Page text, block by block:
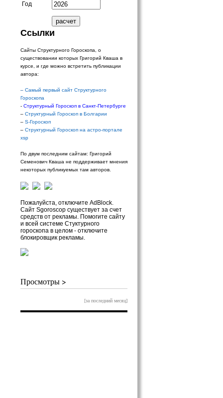
Год
Ссылки
Сайты Структурного Гороскопа, о
существовании которых Григорий Кваша в
курсе, и где можно встретить публикации
автора:
– Самый первый сайт Структурного
Гороскопа
- Структурный Гороскоп в Санкт-Петербурге
– Структурный Гороскоп в Болгарии
– S-Гороскоп
– Структурный Гороскоп на астро-портале
xsp
По двум последним сайтам: Григорий
Семенович Кваша не поддерживает мнения
некоторых публикуемых там авторов.
Пожалуйста, отключите AdBlock.
Сайт Sgoroscop существует за счет
средств от рекламы. Помогите сайту
и всей системе Стуктурного
гороскопа в целом - отключите
блокировщик рекламы.
Просмотры >
[за последний месяц]